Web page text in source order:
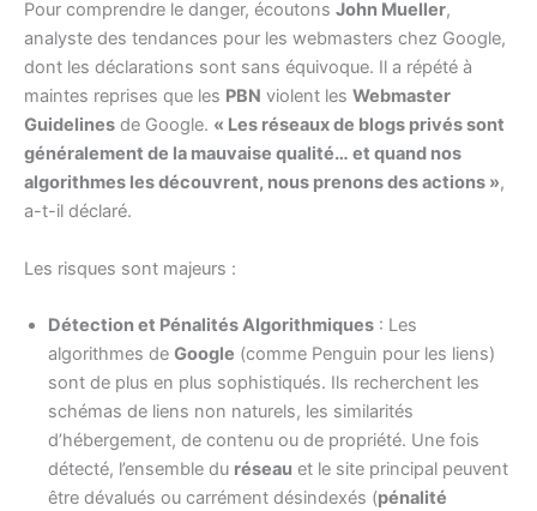
Pour comprendre le danger, écoutons John Mueller,
analyste des tendances pour les webmasters chez Google,
dont les déclarations sont sans équivoque. Il a répété à
maintes reprises que les PBN violent les Webmaster
Guidelines de Google. « Les réseaux de blogs privés sont
généralement de la mauvaise qualité… et quand nos
algorithmes les découvrent, nous prenons des actions »,
a-t-il déclaré.
Les risques sont majeurs :
Détection et Pénalités Algorithmiques : Les
algorithmes de Google (comme Penguin pour les liens)
sont de plus en plus sophistiqués. Ils recherchent les
schémas de liens non naturels, les similarités
d’hébergement, de contenu ou de propriété. Une fois
détecté, l’ensemble du réseau et le site principal peuvent
être dévalués ou carrément désindexés (pénalité